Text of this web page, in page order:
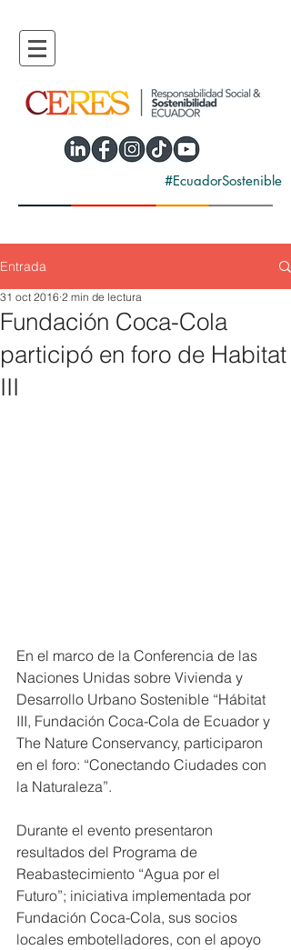
#EcuadorSostenible
Entrada
Fundación Coca-Cola
participó en foro de Habitat
III
31 oct 2016 2 min de lectura
En el marco de la Conferencia de las
Naciones Unidas sobre Vivienda y
Desarrollo Urbano Sostenible “Hábitat
III, Fundación Coca-Cola de Ecuador y
The Nature Conservancy, participaron
en el foro: “Conectando Ciudades con
la Naturaleza”.
Durante el evento presentaron
resultados del Programa de
Reabastecimiento “Agua por el
Futuro”; iniciativa implementada por
Fundación Coca-Cola, sus socios
locales embotelladores, con el apoyo